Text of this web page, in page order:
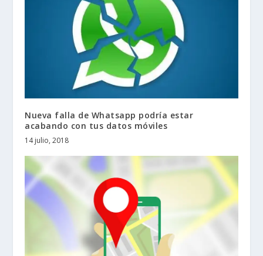
Nueva falla de Whatsapp podría estar
acabando con tus datos móviles
14 julio, 2018